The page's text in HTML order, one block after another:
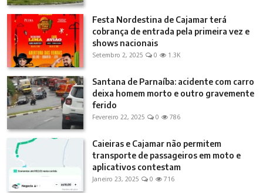
Festa Nordestina de Cajamar terá
cobrança de entrada pela primeira vez e
shows nacionais
Setembro 2, 2025 0 1.3K
Santana de Parnaíba: acidente com carro
deixa homem morto e outro gravemente
ferido
Fevereiro 22, 2025 0 786
Caieiras e Cajamar não permitem
transporte de passageiros em moto e
aplicativos contestam
Janeiro 23, 2025 0 716